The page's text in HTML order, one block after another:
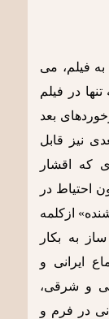
فیلم، می
در فیلم
بعد
نیز قابل
که اقشار
احتیاط در
ازکلمه
به بکار
ایرانی و
و شرقی،
در فرم و